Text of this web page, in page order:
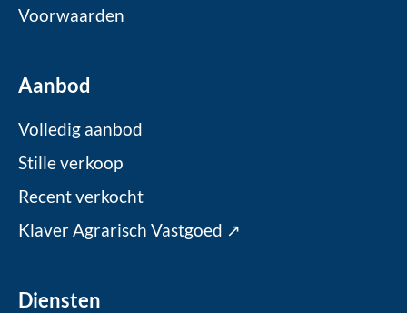
Voorwaarden
Aanbod
Volledig aanbod
Stille verkoop
Recent verkocht
Klaver Agrarisch Vastgoed ↗
Diensten